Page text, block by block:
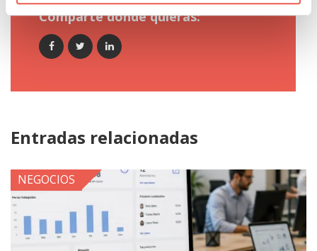
Comparte donde quieras:
Entradas relacionadas
NEGOCIOS